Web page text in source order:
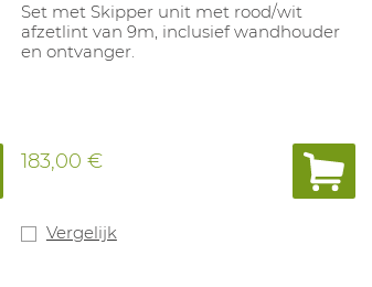
Set met Skipper unit met rood/wit
afzetlint van 9m, inclusief wandhouder
en ontvanger.
183,00 €
Vergelijk